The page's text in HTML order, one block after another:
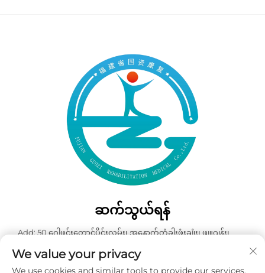
ဆက်သွယ်ရန်
Add: 50 ဂေါဖင်းတောင်ပိုင်းလမ်း၊ အနောက်တံခါးဖုံးချုံး၊ ဖျူဂျန်း၊
+86-19859128239
We value your privacy
We use cookies and similar tools to provide our services.